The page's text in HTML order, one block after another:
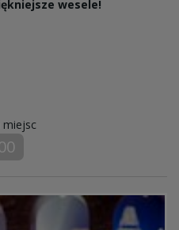
wesele!
miejsc